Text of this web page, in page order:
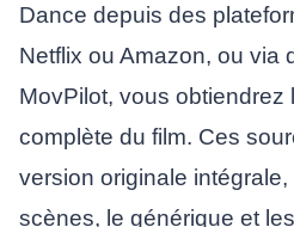
Dance depuis des
Netflix ou Amazon, ou via
MovPilot, vous obtiendrez
complète du film. Ces
version originale
scènes, le générique et